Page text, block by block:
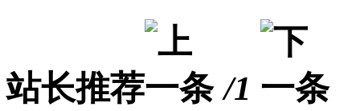
站长推荐 /1